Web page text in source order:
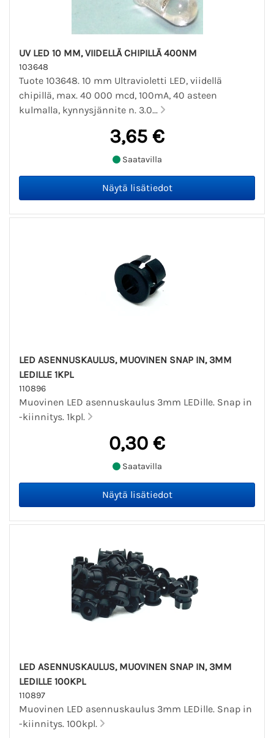
UV LED 10 MM, VIIDELLÄ CHIPILLÄ 400NM
103648
Tuote 103648. 10 mm Ultravioletti LED, viidellä
chipillä, max. 40 000 mcd, 100mA, 40 asteen
kulmalla, kynnysjännite n. 3.0...
3,65 €
Saatavilla
LED ASENNUSKAULUS, MUOVINEN SNAP IN, 3MM
LEDILLE 1KPL
110896
Muovinen LED asennuskaulus 3mm LEDille. Snap in
-kiinnitys. 1kpl.
0,30 €
Saatavilla
LED ASENNUSKAULUS, MUOVINEN SNAP IN, 3MM
LEDILLE 100KPL
110897
Muovinen LED asennuskaulus 3mm LEDille. Snap in
-kiinnitys. 100kpl.